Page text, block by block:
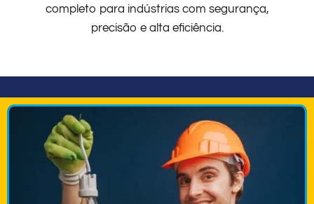
completo para indústrias com segurança,
precisão e alta eficiência.